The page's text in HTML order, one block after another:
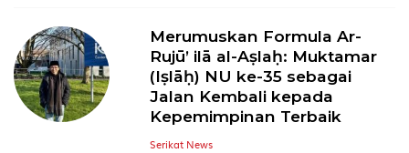
Merumuskan Formula Ar-
Rujū’ ilā al-Aṣlaḥ: Muktamar
(Iṣlāḥ) NU ke-35 sebagai
Jalan Kembali kepada
Kepemimpinan Terbaik
Serikat News